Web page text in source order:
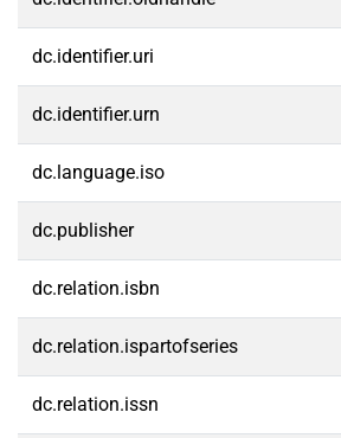
dc.identifier.uri
dc.identifier.urn
dc.language.iso
dc.publisher
dc.relation.isbn
dc.relation.ispartofseries
dc.relation.issn